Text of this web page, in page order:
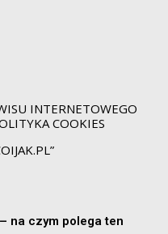
INTERNETOWEGO
COOKIES
na czym polega ten